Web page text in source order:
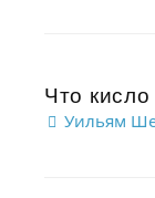
Что
Уильям